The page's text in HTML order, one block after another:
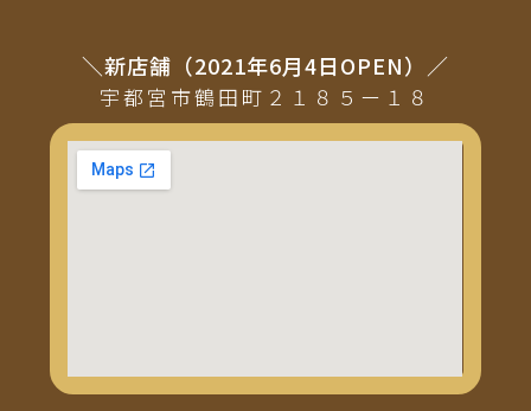
＼新店舗（2021年6月4日OPEN）／
宇都宮市鶴田町２１８５ー１８